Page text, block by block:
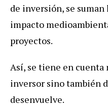
de inversión, se
impacto
proyectos.
Así, se tiene en cuenta
inversor sino también
desenvuelve.